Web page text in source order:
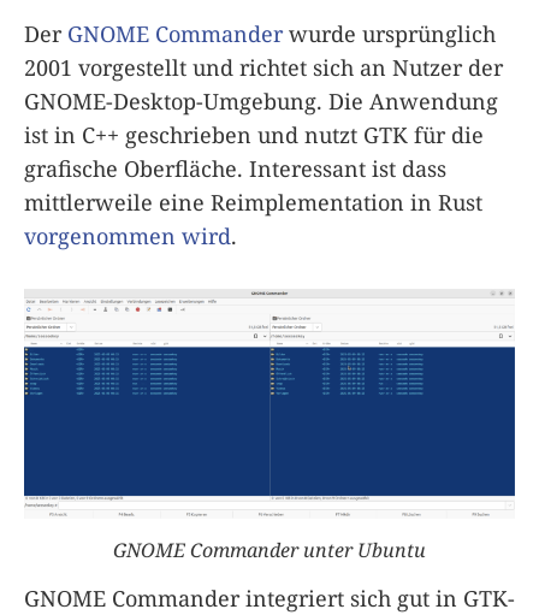
Der GNOME Commanderwurde ursprünglich
2001 vorgestellt und richtet sich an Nutzer der
GNOME-Desktop-Umgebung. Die Anwendung
ist in C++ geschrieben und nutzt GTK für die
grafische Oberfläche. Interessant ist dass
mittlerweile eine Reimplementation in Rust
vorgenommen wird.
GNOME Commander unter Ubuntu
GNOME Commander integriert sich gut in GTK-